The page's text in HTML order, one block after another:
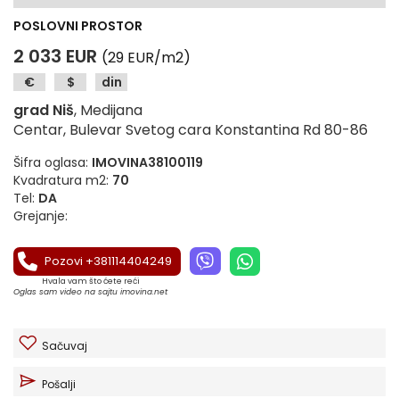
POSLOVNI PROSTOR
2 033 EUR (29 EUR/m2)
€ $ din
grad Niš, Medijana
Centar, Bulevar Svetog cara Konstantina Rd 80-86
Šifra oglasa: IMOVINA38100119
Kvadratura m2: 70
Tel: DA
Grejanje:
Pozovi +381114404249
Hvala vam što ćete reći
Oglas sam video na sajtu imovina.net
Sačuvaj
Pošalji